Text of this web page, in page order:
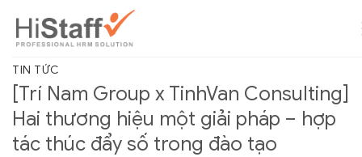
TIN TỨC
[Trí Nam Group x TinhVan Consulting]
Hai thương hiệu một giải pháp – hợp
tác thúc đẩy số trong đào tạo